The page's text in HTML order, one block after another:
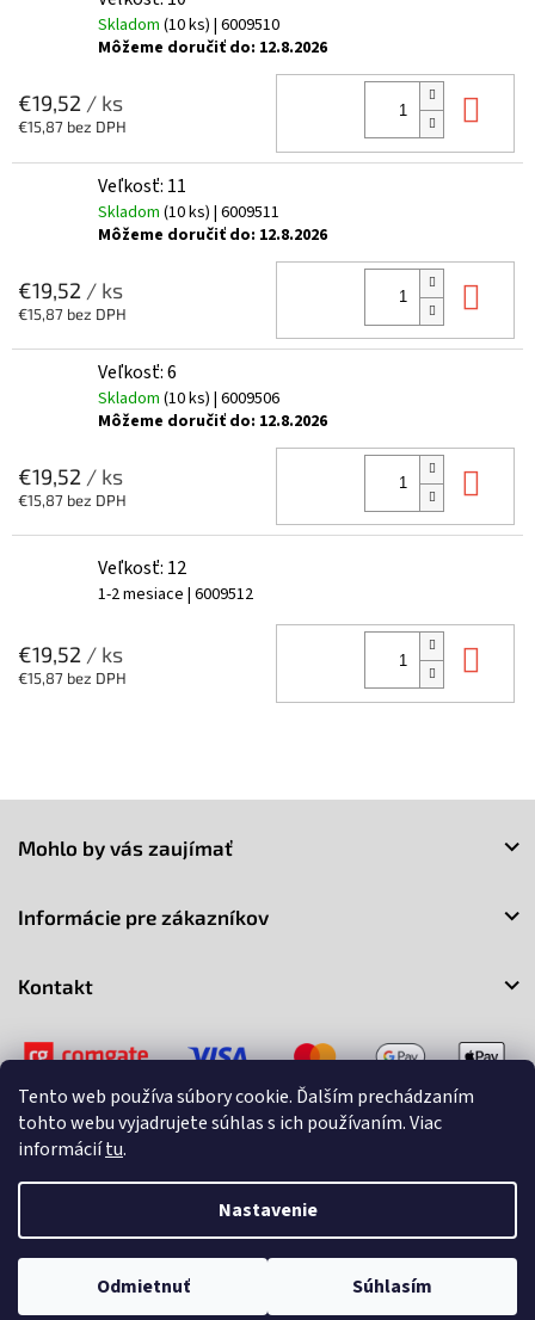
Tento web používa súbory cookie. Ďalším prechádzaním
tohto webu vyjadrujete súhlas s ich používaním. Viac
informáciítu.
Nastavenie
Odmietnuť Súhlasím
Skladom (10 ks) | 6009510
Môžeme doručiť do: 12.8.2026
€19,52 / ks
€15,87 bez DPH
Veľkosť: 11
Skladom (10 ks) | 6009511
Môžeme doručiť do: 12.8.2026
€19,52 / ks
€15,87 bez DPH
Veľkosť: 6
Skladom (10 ks) | 6009506
Môžeme doručiť do: 12.8.2026
€19,52 / ks
€15,87 bez DPH
Veľkosť: 12
1-2 mesiace | 6009512
€19,52 / ks
€15,87 bez DPH
Mohlo by vás zaujímať
Informácie pre zákazníkov
Kontakt
Vytvoril Shoptet
Copyright 2026